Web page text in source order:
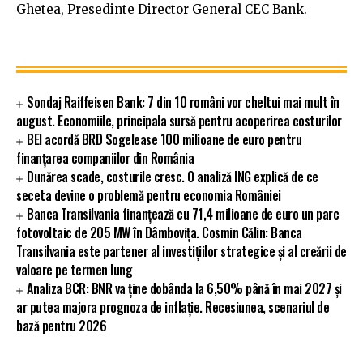
Ghetea, Presedinte Director General CEC Bank.
Sondaj Raiffeisen Bank: 7 din 10 români vor cheltui mai mult în
august. Economiile, principala sursă pentru acoperirea costurilor
BEI acordă BRD Sogelease 100 milioane de euro pentru
finanțarea companiilor din România
Dunărea scade, costurile cresc. O analiză ING explică de ce
seceta devine o problemă pentru economia României
Banca Transilvania finanțează cu 71,4 milioane de euro un parc
fotovoltaic de 205 MW în Dâmbovița. Cosmin Călin: Banca
Transilvania este partener al investițiilor strategice și al creării de
valoare pe termen lung
Analiza BCR: BNR va ține dobânda la 6,50% până în mai 2027 și
ar putea majora prognoza de inflație. Recesiunea, scenariul de
bază pentru 2026